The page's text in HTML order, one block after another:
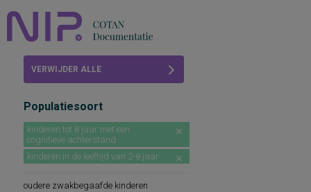
Abonneren
VERWIJDER ALLE
Populatiesoort
kinderen tot 8 jaar met een
cognitieve achterstand
kinderen in de leeftijd van 2-8 jaar
oudere zwakbegaafde kinderen